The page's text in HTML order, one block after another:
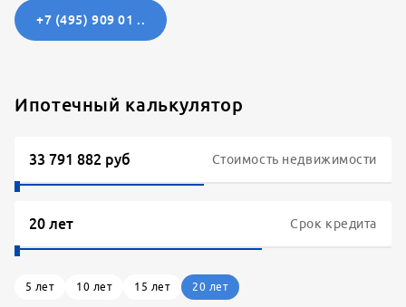
+7 (495) 909 01 ..
Ипотечный калькулятор
Стоимость недвижимости
Срок кредита
5 лет 10 лет 15 лет 20 лет